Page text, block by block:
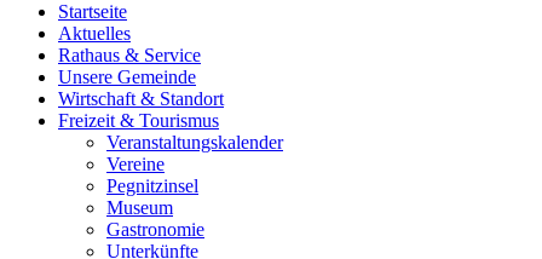
Startseite
Aktuelles
Rathaus & Service
Unsere Gemeinde
Wirtschaft & Standort
Freizeit & Tourismus
Veranstaltungskalender
Vereine
Pegnitzinsel
Museum
Gastronomie
Unterkünfte